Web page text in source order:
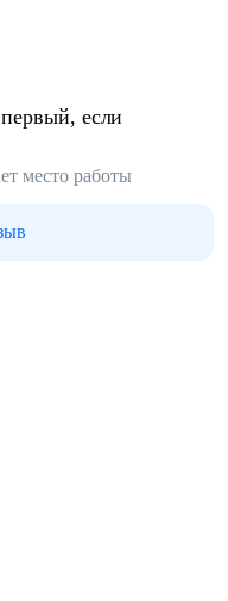
если
место работы